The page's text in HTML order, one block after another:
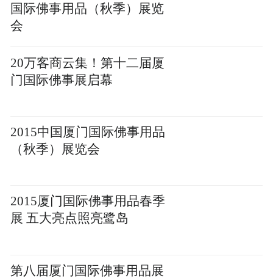
国际佛事用品（秋季）展览
会
20万客商云集！第十二届厦
门国际佛事展启幕
2015中国厦门国际佛事用品
（秋季）展览会
2015厦门国际佛事用品春季
展 五大亮点照亮鹭岛
第八届厦门国际佛事用品展